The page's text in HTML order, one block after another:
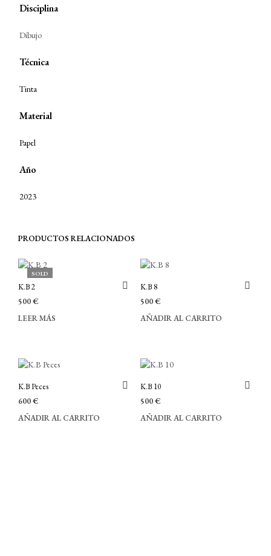
Disciplina
Dibujo
Técnica
Tinta
Material
Papel
Año
2023
PRODUCTOS RELACIONADOS
SOLD
K.B 2
500€
LEER MÁS
K.B 8
500€
AÑADIR AL CARRITO
K.B Peces
600€
AÑADIR AL CARRITO
K.B 10
500€
AÑADIR AL CARRITO